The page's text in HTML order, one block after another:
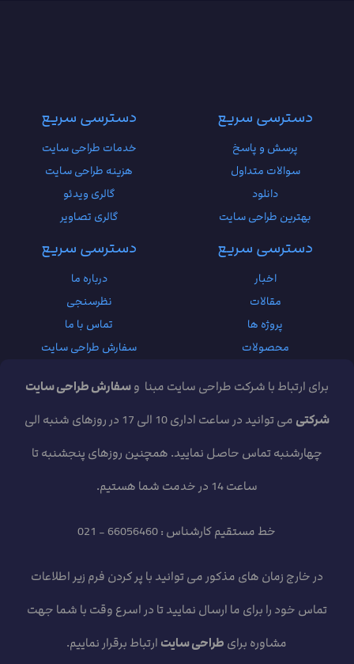
دسترسی سریع
پرسش و پاسخ
سوالات متداول
دانلود
بهترین طراحی سایت
دسترسی سریع
خدمات طراحی سایت
هزینه طراحی سایت
گالری ویدئو
گالری تصاویر
دسترسی سریع
اخبار
مقالات
پروژه ها
محصولات
دسترسی سریع
درباره ما
نظرسنجی
تماس با ما
سفارش طراحی سایت
برای ارتباط با شرکت طراحی سایت مبنا وسفارش طراحی سایت
شرکتی
می توانید در ساعت اداری 10 الی 17 در روزهای شنبه الی
چهارشنبه تماس حاصل نمایید. همچنین روزهای پنجشنبه تا
ساعت 14 در خدمت شما هستیم.
خط مستقیم کارشناس : 66056460 - 021
در خارج زمان های مذکور می توانید با پر کردن فرم زیر اطلاعات
تماس خود را برای ما ارسال نمایید تا در اسرع وقت با شما جهت
مشاوره برای طراحی سایت ارتباط برقرار نماییم.